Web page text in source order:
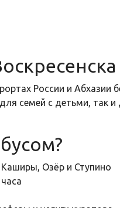
России и Абхазии
семей с детьми, так
Каширы, Озёр и Ступино